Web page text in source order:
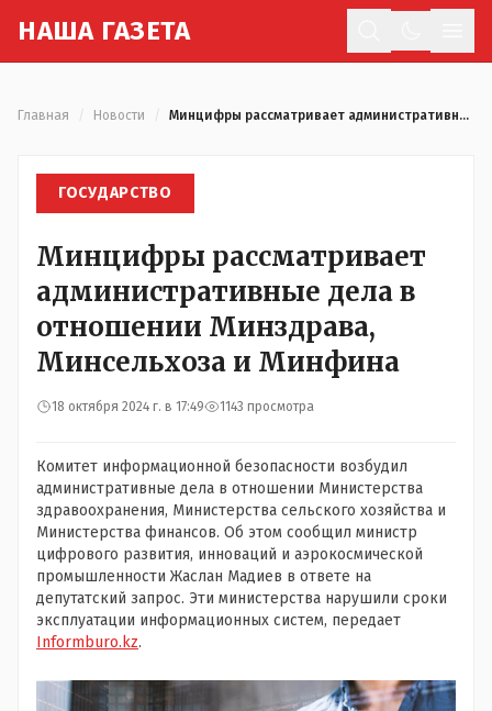
НАША ГАЗЕТА
Главная Новости Минцифры рассматривает административные дела в отношении Минздрава, Минсельхоза и Минфина
ГОСУДАРСТВО
Минцифры рассматривает
административные дела в
отношении Минздрава,
Минсельхоза и Минфина
18 октября 2024 г. в 17:49 1143 просмотра
Комитет информационной безопасности возбудил
административные дела в отношении Министерства
здравоохранения, Министерства сельского хозяйства и
Министерства финансов. Об этом сообщил министр
цифрового развития, инноваций и аэрокосмической
промышленности Жаслан Мадиев в ответе на
депутатский запрос. Эти министерства нарушили сроки
эксплуатации информационных систем, передает
Informburo.kz.